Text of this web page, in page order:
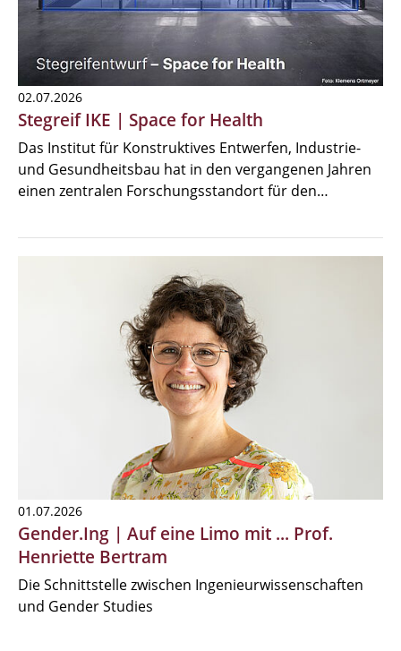
02.07.2026
Stegreif IKE | Space for Health
Das Institut für Konstruktives Entwerfen, Industrie-
und Gesundheitsbau hat in den vergangenen Jahren
einen zentralen Forschungsstandort für den…
01.07.2026
Gender.Ing | Auf eine Limo mit ... Prof.
Henriette Bertram
Die Schnittstelle zwischen Ingenieurwissenschaften
und Gender Studies